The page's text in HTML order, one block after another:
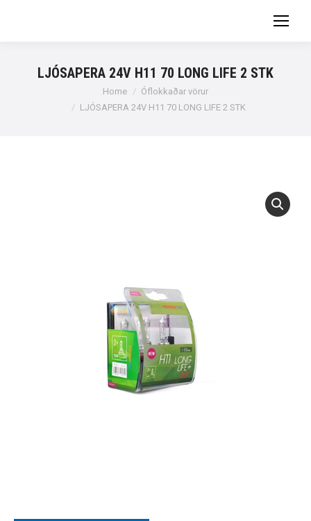
LJÓSAPERA 24V H11 70 LONG LIFE 2 STK
Home
Óflokkaðar vörur
LJÓSAPERA 24V H11 70 LONG LIFE 2 STK